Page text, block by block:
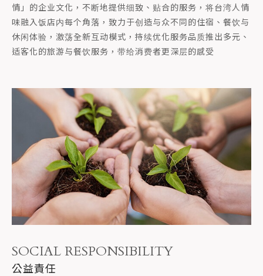
情」的企业文化，不断地提供细致、贴合的服务，将台湾人情
味融入饭店内每个角落，致力于创造与众不同的住宿、餐饮与
休闲体验，激荡全新互动模式，持续优化服务品质推出多元、
适客化的旅游与餐饮服务，带给消费者更深层的感受
SOCIAL RESPONSIBILITY
公益責任